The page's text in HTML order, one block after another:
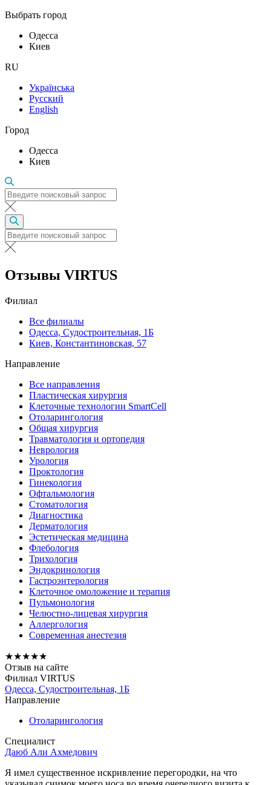
Выбрать город
Одесса
Киев
RU
Українська
Русский
English
Город
Одесса
Киев
Отзывы VIRTUS
Филиал
Все филиалы
Одесса, Судостроительная, 1Б
Киев, Константиновская, 57
Направление
Все направления
Пластическая хирургия
Клеточные технологии SmartCell
Отоларингология
Общая хирургия
Травматология и ортопедия
Неврология
Урология
Проктология
Гинекология
Офтальмология
Стоматология
Диагностика
Дерматология
Эстетическая медицина
Флебология
Трихология
Эндокринология
Гастроэнтерология
Клеточное омоложение и терапия
Пульмонология
Челюстно-лицевая хирургия
Аллергология
Современная анестезия
★★★★★
Отзыв на сайте
Филиал VIRTUS
Одесса, Судостроительная, 1Б
Направление
Отоларингология
Специалист
Даюб Али Ахмедович
Я имел существенное искривление перегородки, на что